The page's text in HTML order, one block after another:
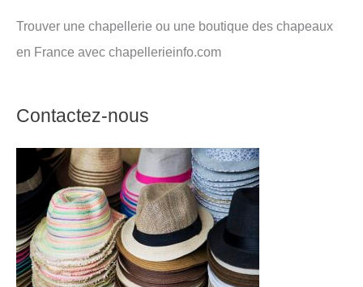
Trouver une chapellerie ou une boutique des chapeaux
en France avec chapellerieinfo.com
Contactez-nous